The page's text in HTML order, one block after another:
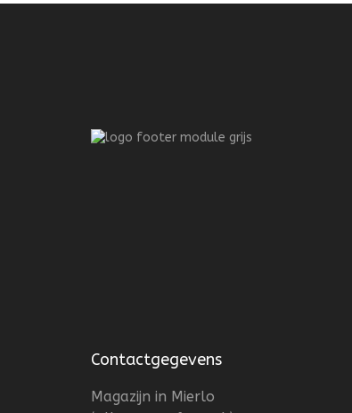
Contactgegevens
Magazijn in Mierlo